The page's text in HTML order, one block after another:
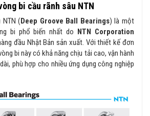
bi cầu rãnh sâu NTN
NTN (Deep Groove Ball Bearings) là một
bi phổ biến nhất do NTN Corporation
đầu Nhật Bản sản xuất. Với thiết kế đơn
bi này có khả năng chịu tải cao, vận hành
phù hợp cho nhiều ứng dụng công nghiệp